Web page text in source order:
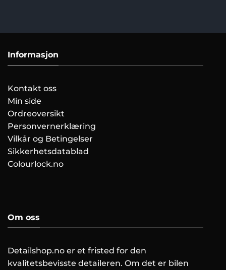
Informasjon
Kontakt oss
Min side
Ordreoversikt
Personvernerklæring
Vilkår og Betingelser
Sikkerhetsdatablad
Colourlock.no
Om oss
Detailshop.no er et fristed for den
kvalitetsbevisste detaileren. Om det er bilen